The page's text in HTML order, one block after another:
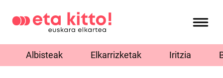
Albisteak Elkarrizketak Iritzia